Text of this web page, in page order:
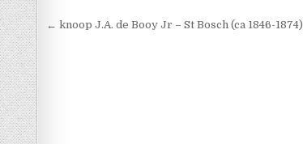
Berichtnavigatie
← knoop J.A. de Booy Jr – St Bosch (ca 1846-1874)